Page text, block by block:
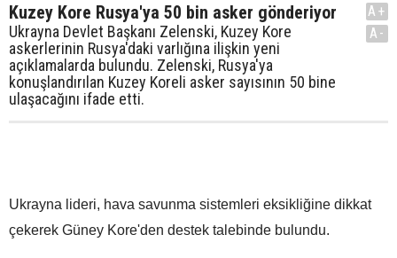
Kuzey Kore Rusya'ya 50 bin asker gönderiyor
Ukrayna Devlet Başkanı Zelenski, Kuzey Kore
askerlerinin Rusya'daki varlığına ilişkin yeni
açıklamalarda bulundu. Zelenski, Rusya'ya
konuşlandırılan Kuzey Koreli asker sayısının 50 bine
ulaşacağını ifade etti.
A+
A-
Ukrayna lideri, hava savunma sistemleri eksikliğine dikkat
çekerek Güney Kore'den destek talebinde bulundu.